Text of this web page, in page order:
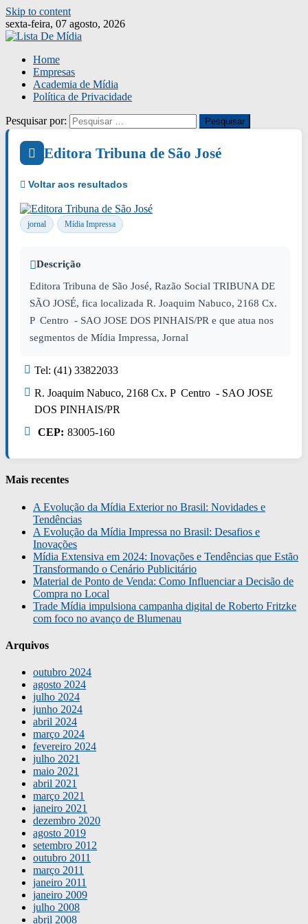
Skip to content
sexta-feira, 07 agosto, 2026
Home
Empresas
Academia de Mídia
Política de Privacidade
Pesquisar por:
Editora Tribuna de São José
jornal Mídia Impressa
Descrição
Editora Tribuna de São José, Razão Social TRIBUNA DE
SÃO JOSÉ, fica localizada R. Joaquim Nabuco, 2168 Cx.
P Centro - SAO JOSE DOS PINHAIS/PR e que atua nos
segmentos de Mídia Impressa, Jornal
Tel: (41) 33822033
R. Joaquim Nabuco, 2168 Cx. P Centro - SAO JOSE
DOS PINHAIS/PR
CEP: 83005-160
Mais recentes
A Evolução da Mídia Exterior no Brasil: Novidades e
Tendências
A Evolução da Mídia Impressa no Brasil: Desafios e
Inovações
Mídia Extensiva em 2024: Inovações e Tendências que Estão
Transformando o Cenário Publicitário
Material de Ponto de Venda: Como Influenciar a Decisão de
Compra no Local
Trade Mídia impulsiona campanha digital de Roberto Fritzke
com foco no avanço de Blumenau
Arquivos
outubro 2024
agosto 2024
julho 2024
junho 2024
abril 2024
março 2024
fevereiro 2024
julho 2021
maio 2021
abril 2021
março 2021
janeiro 2021
dezembro 2020
agosto 2019
setembro 2012
outubro 2011
março 2011
janeiro 2011
janeiro 2009
julho 2008
abril 2008